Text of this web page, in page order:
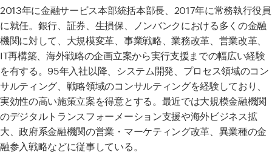
2013年に金融サービス本部統括本部長、 2017年に常務執行役員
に就任。銀行、証券、生損保、ノンバンクにおける多くの金融
機関に対して、大規模変革、事業戦略、業務改革、営業改革、
IT再構築、海外戦略の企画立案から実行支援までの幅広い経験
を有する。 95年入社以降、システム開発、プロセス領域のコン
サルティング、戦略領域のコンサルティングを経験しており、
実効性の高い施策立案を得意とする。最近では大規模金融機関
のデジタルトランスフォーメーション支援や海外ビジネス拡
大、政府系金融機関の営業・マーケティング改革、異業種の金
融参入戦略などに従事している。